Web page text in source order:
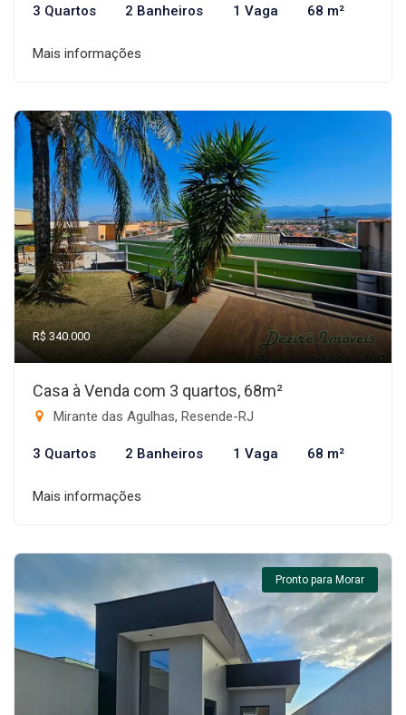
3 Quartos 2 Banheiros 1 Vaga 68 m²
Mais informações
R$ 340.000
Casa à Venda com 3 quartos, 68m²
Mirante das Agulhas, Resende-RJ
3 Quartos 2 Banheiros 1 Vaga 68 m²
Mais informações
Pronto para Morar